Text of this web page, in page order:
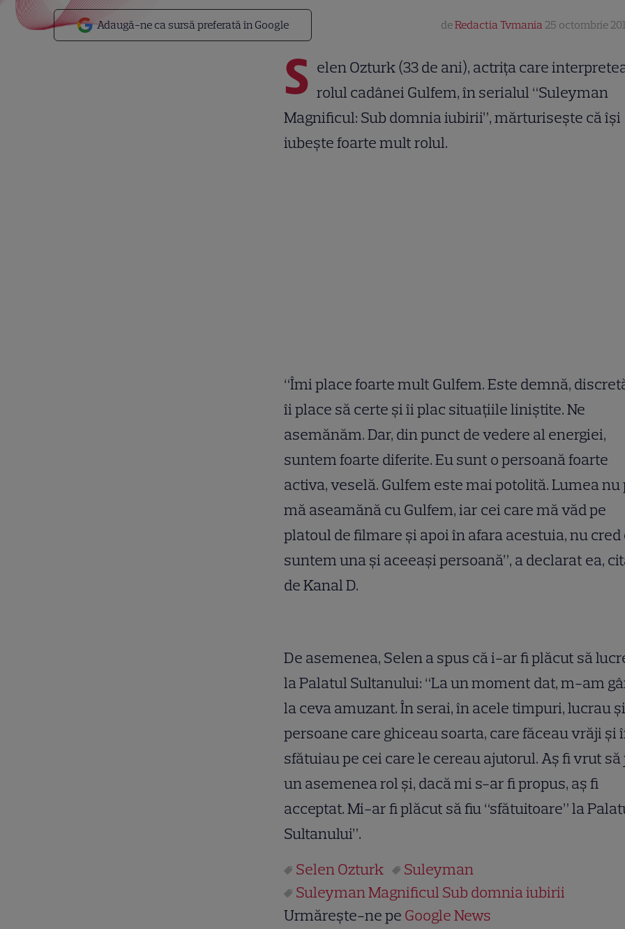
Adaugă-ne ca sursă preferată în Google deRedactia Tvmania 25 octombrie
S elen Ozturk (33 de ani), actriţa care
rolul cadânei Gulfem, în serialul “Suleyman
Magnificul: Sub domnia iubirii”, mărturiseşte că îşi
iubeşte foarte mult rolul.
“Îmi place foarte mult Gulfem. Este demnă,
îi place să certe şi îi plac situaţiile liniştite. Ne
asemănăm. Dar, din punct de vedere al energiei,
suntem foarte diferite. Eu sunt o persoană foarte
activa, veselă. Gulfem este mai potolită. Lumea nu
mă aseamănă cu Gulfem, iar cei care mă văd pe
platoul de filmare şi apoi în afara acestuia, nu cred
suntem una şi aceeaşi persoană”, a declarat ea,
de Kanal D.
De asemenea, Selen a spus că i-ar fi plăcut să
la Palatul Sultanului: “La un moment dat, m-am
la ceva amuzant. În serai, în acele timpuri, lucrau şi
persoane care ghiceau soarta, care făceau vrăji şi
sfătuiau pe cei care le cereau ajutorul. Aş fi vrut să
un asemenea rol şi, dacă mi s-ar fi propus, aş fi
acceptat. Mi-ar fi plăcut să fiu “sfătuitoare” la
Sultanului”.
Selen Ozturk
Suleyman
Suleyman Magnificul Sub domnia iubirii
Urmărește-ne pe Google News